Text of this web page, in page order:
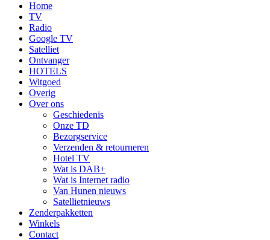
Home
TV
Radio
Google TV
Satelliet
Ontvanger
HOTELS
Witgoed
Overig
Over ons
Geschiedenis
Onze TD
Bezorgservice
Verzenden & retourneren
Hotel TV
Wat is DAB+
Wat is Internet radio
Van Hunen nieuws
Satellietnieuws
Zenderpakketten
Winkels
Contact